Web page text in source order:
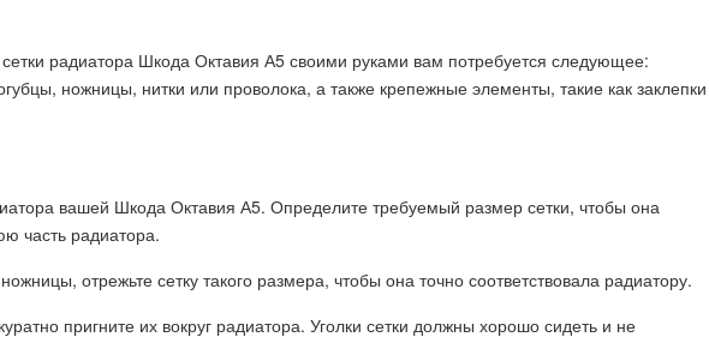
радиатора Шкода Октавия А5 своими руками вам потребуется следующее:
ножницы, нитки или проволока, а также крепежные элементы, такие как заклепки
вашей Шкода Октавия А5. Определите требуемый размер сетки, чтобы она
часть радиатора.
отрежьте сетку такого размера, чтобы она точно соответствовала радиатору.
пригните их вокруг радиатора. Уголки сетки должны хорошо сидеть и не